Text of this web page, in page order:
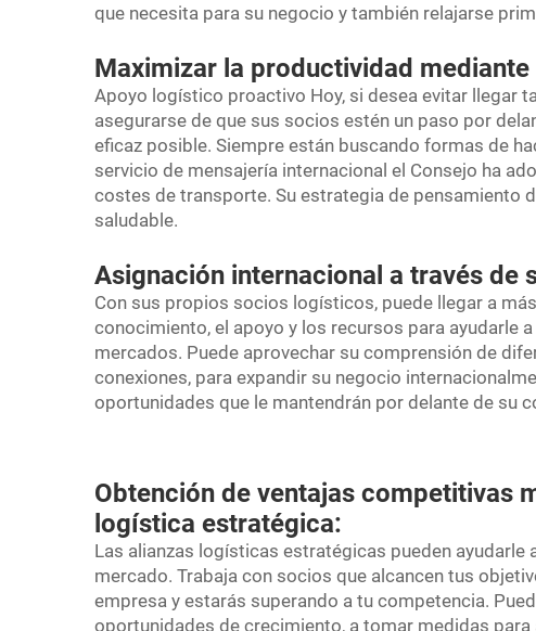
que necesita para su negocio y también relajarse
Maximizar la productividad
Apoyo logístico proactivo Hoy, si desea evitar llegar
asegurarse de que sus socios estén un paso por
eficaz posible. Siempre están buscando formas de
servicio de mensajería internacional el Consejo ha
costes de transporte. Su estrategia de pensamiento
saludable.
Asignación internacional a través de
Con sus propios socios logísticos, puede llegar a
conocimiento, el apoyo y los recursos para ayudarle
mercados. Puede aprovechar su comprensión de
conexiones, para expandir su negocio
oportunidades que le mantendrán por delante de su
Obtención de ventajas competitivas
logística estratégica:
Las alianzas logísticas estratégicas pueden ayudarle
mercado. Trabaja con socios que alcancen tus
empresa y estarás superando a tu competencia.
oportunidades de crecimiento, a tomar medidas